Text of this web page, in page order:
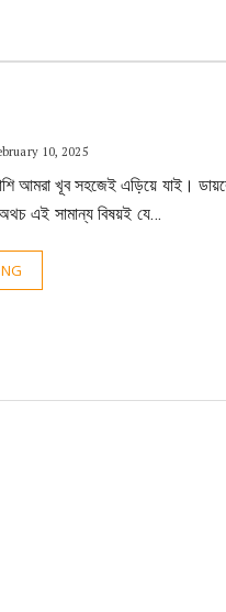
10, 2025
আমরা খূব সহজেই এড়িয়ে যাই।
এই সামান্য বিষয়ই যে…